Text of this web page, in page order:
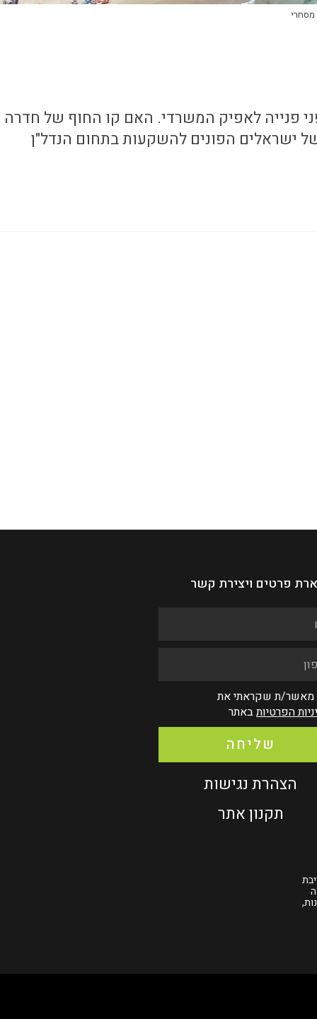
פנייה לאפיק המשרדי. האם קו החוף של חדרה
הפונים להשקעות בתחום הנדל"ן
פרטים ויצירת קשר
מאשר/ת שקראתי את
הפרטיותבאתר
שליחה
הצהרת נגישות
תקנון אתר